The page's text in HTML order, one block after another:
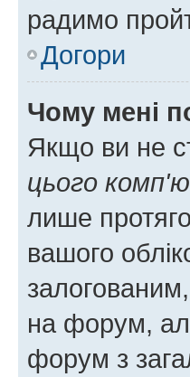
радимо
Догори
Чому мені
Якщо ви не
цього
лише
вашого
на форум,
форум з